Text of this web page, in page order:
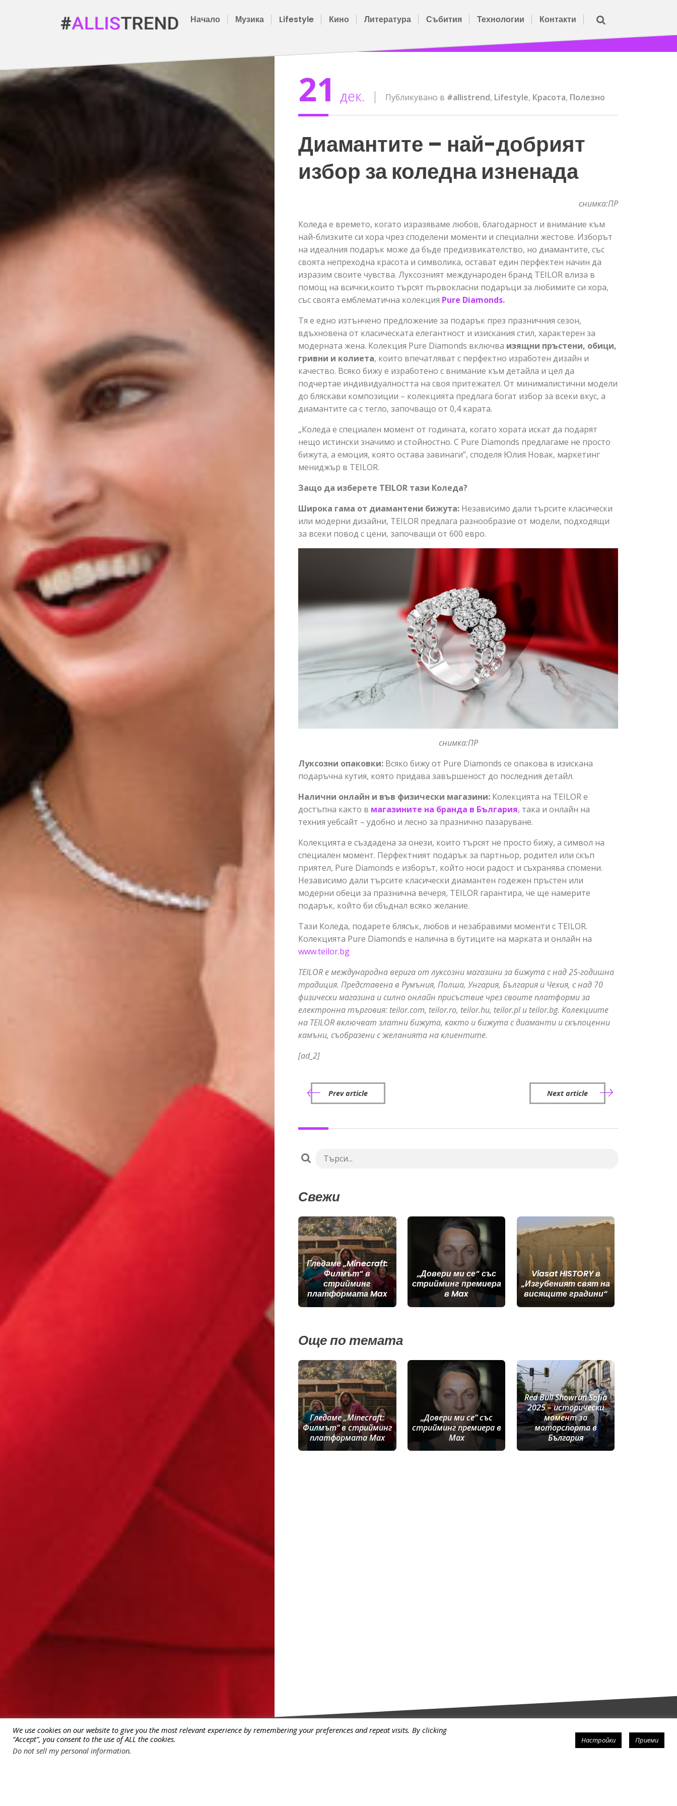
Начало Музика Lifestyle Кино Литература Събития Технологии Контакти
21 дек. Публикувано в #allistrend, Lifestyle, Красота, Полезно
Диамантите – най-добрият
избор за коледна изненада
снимка:ПР
Коледа е времето, когато изразяваме любов, благодарност и внимание към
най-близките си хора чрез споделени моменти и специални жестове. Изборът
на идеалния подарък може да бъде предизвикателство, но диамантите, със
своята непреходна красота и символика, остават един перфектен начин да
изразим своите чувства. Луксозният международен бранд TEILOR влиза в
помощ на всички,които търсят първокласни подаръци за любимите си хора,
със своята емблематична колекция Pure Diamonds.
Тя е едно изтънчено предложение за подарък през празничния сезон,
вдъхновена от класическата елегантност и изискания стил, характерен за
модерната жена. Колекция Pure Diamonds включва изящни пръстени, обици,
гривни и колиета, които впечатляват с перфектно изработен дизайн и
качество. Всяко бижу е изработено с внимание към детайла и цел да
подчертае индивидуалността на своя притежател. От минималистични модели
до бляскави композиции – колекцията предлага богат избор за всеки вкус, а
диамантите са с тегло, започващо от 0,4 карата.
„Коледа е специален момент от годината, когато хората искат да подарят
нещо истински значимо и стойностно. С Pure Diamonds предлагаме не просто
бижута, а емоция, която остава завинаги”, споделя Юлия Новак, маркетинг
мениджър в TEILOR.
Защо да изберете TEILOR тази Коледа?
Широка гама от диамантени бижута: Независимо дали търсите класически
или модерни дизайни, TEILOR предлага разнообразие от модели, подходящи
за всеки повод с цени, започващи от 600 евро.
снимка:ПР
Луксозни опаковки: Всяко бижу от Pure Diamonds се опакова в изискана
подаръчна кутия, която придава завършеност до последния детайл.
Налични онлайн и във физически магазини: Колекцията на TEILOR е
достъпна както в магазините на бранда в България, така и онлайн на
техния уебсайт – удобно и лесно за празнично пазаруване.
Колекцията е създадена за онези, които търсят не просто бижу, а символ на
специален момент. Перфектният подарък за партньор, родител или скъп
приятел, Pure Diamonds е изборът, който носи радост и съхранява спомени.
Независимо дали търсите класически диамантен годежен пръстен или
модерни обеци за празнична вечеря, TEILOR гарантира, че ще намерите
подарък, който би сбъднал всяко желание.
Тази Коледа, подарете блясък, любов и незабравими моменти с TEILOR.
Колекцията Pure Diamonds е налична в бутиците на марката и онлайн на
www.teilor.bg
TEILORемеждународнаверигаот луксознимагазинизабижутаснад25-годишна
традиция.Представенав Румъния,Полша,Унгария,България и Чехия,снад 70
физическимагазина исилноонлайн присъствие чрезсвоитеплатформиза
електроннатърговия: teilor.com, teilor.ro, teilor.hu, teilor.plи teilor.bg.Колекциите
на TEILORвключват златнибижута,както ибижутасдиаманти искъпоценни
камъни,съобразенисжеланиятанаклиентите.
[ad_2]
Prev article Next article
Свежи
Гледаме „Minecraft:
Филмът“ в
стрийминг
платформата Max
„Довери ми се“ със
стрийминг премиера
в Max
Viasat HISTORY в
„Изгубеният свят на
висящите градини“
Още по темата
Гледаме „Minecraft:
Филмът“ в стрийминг
платформата Max
„Довери ми се“ със
стрийминг премиера в
Max
Red Bull Showrun Sofia
2025 – исторически
момент за
моторспорта в
България
We use cookies on our website to give you the most relevant experience by remembering your preferences and repeat visits. By clicking
“Accept”, you consent to the use of ALL the cookies.
Do not sell my personal information.
Настройки Приеми